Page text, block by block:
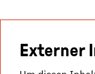
Externer